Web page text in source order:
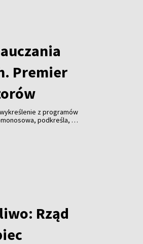
Premier
z programów
podkreśla, że
Rząd